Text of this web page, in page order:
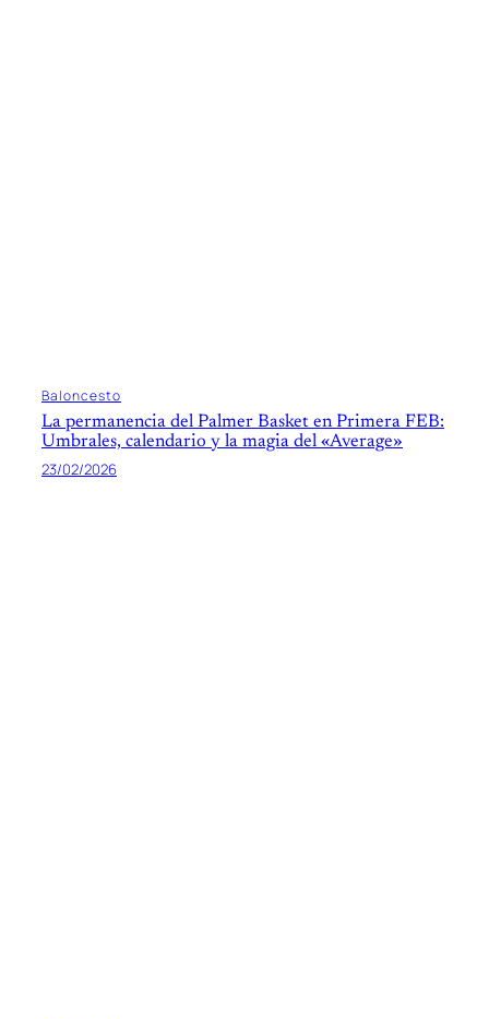
Baloncesto
La permanencia del Palmer Basket en Primera FEB:
Umbrales, calendario y la magia del «Average»
23/02/2026